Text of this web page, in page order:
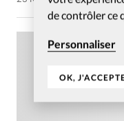
de contrôler ce
Personnaliser
OK,